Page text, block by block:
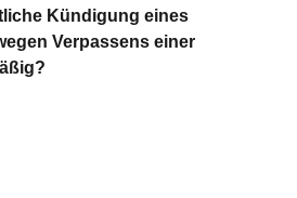
Kündigung eines
Verpassens einer